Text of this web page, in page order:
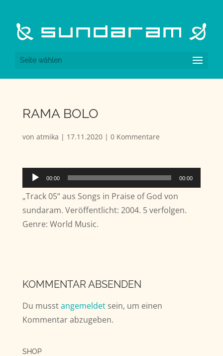
Seite wählen
RAMA BOLO
von atmika | 17.11.2020| 0 Kommentare
Audio-
Player
00:00 00:00
„Track 05“ aus Songs in Praise of God von
sundaram. Veröffentlicht: 2004. 5 verfolgen.
Genre: World Music.
KOMMENTAR ABSENDEN
Du musstangemeldetsein, um einen
Kommentar abzugeben.
SHOP